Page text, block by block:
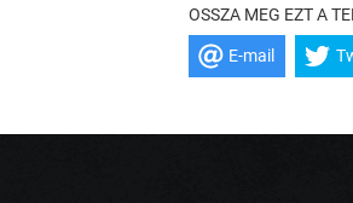
OSSZA MEG EZT A
E-mail